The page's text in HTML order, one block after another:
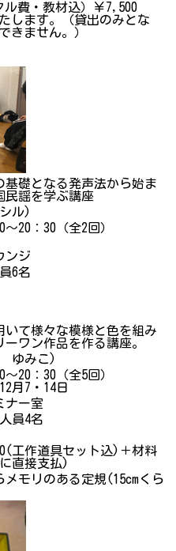
ル費・教材込）￥7,500
します。（貸出のみとな
きません。）
礎となる発声法から始ま
民謡を学ぶ講座
シル)
20：30（全2回）
ンジ
6名
て様々な模様と色を組み
ワン作品を作る講座。
ゆみこ)
20：30（全5回）
月7・14日
ナー室
員4名
工作道具セット込)＋材料
直接支払)
モリのある定規(15cmくら